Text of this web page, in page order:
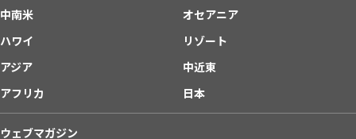
中南米
オセアニア
ハワイ
リゾート
アジア
中近東
アフリカ
日本
ウェブマガジン